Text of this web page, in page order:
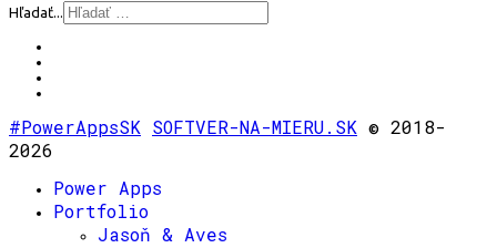
Hľadať...
#PowerAppsSK SOFTVER-NA-MIERU.SK © 2018-
2026
Power Apps
Portfolio
Jasoň & Aves